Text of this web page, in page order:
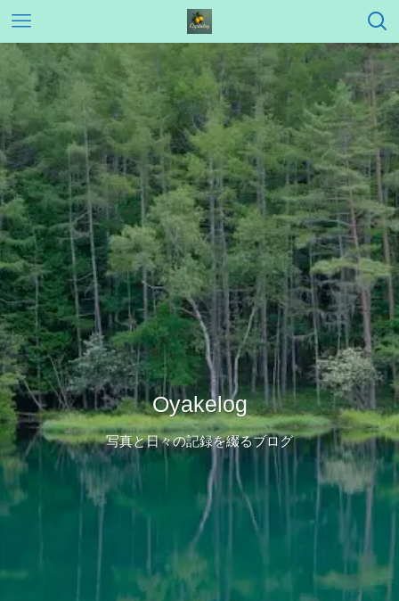
Oyakelog
写真と日々の記録を綴るブログ